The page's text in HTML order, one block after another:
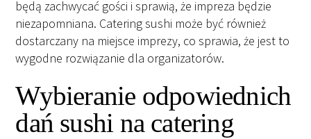
będą zachwycać gości i sprawią, że impreza będzie
niezapomniana. Catering sushi może być również
dostarczany na miejsce imprezy, co sprawia, że ​​jest to
wygodne rozwiązanie dla organizatorów.
Wybieranie odpowiednich
dań sushi na catering